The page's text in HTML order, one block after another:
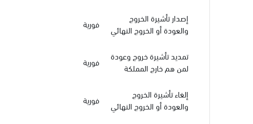
إصدار تأشيرة الخروج
والعودة أو الخروج النهائي
فورية
تمديد تأشيرة خروج وعودة
لمن هم خارج المملكة
فورية
إلغاء تأشيرة الخروج
والعودة أو الخروج النهائي
فورية